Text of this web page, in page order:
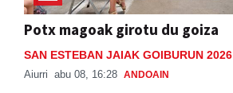
Potx magoak girotu du goiza
SAN ESTEBAN JAIAK GOIBURUN 2026
Aiurri abu 08, 16:28 ANDOAIN